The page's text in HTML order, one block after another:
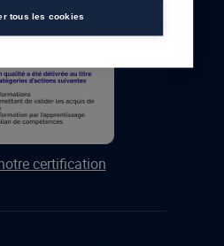
certification
tous les cookies